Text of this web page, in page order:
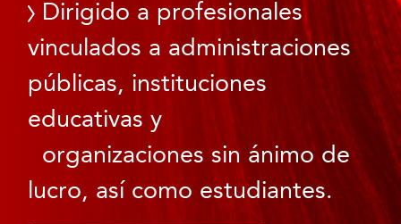
Dirigido a profesionales
vinculados a administraciones
públicas, instituciones
educativas y
organizaciones sin ánimo de
lucro, así como estudiantes.